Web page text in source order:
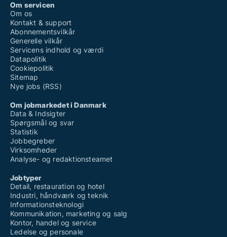
Om servicen
Om os
Kontakt & support
Abonnementsvilkår
Generelle vilkår
Servicens indhold og værdi
Datapolitik
Cookiepolitik
Sitemap
Nye jobs (RSS)
Om jobmarkedet i Danmark
Data & Indsigter
Spørgsmål og svar
Statistik
Jobbegreber
Virksomheder
Analyse- og redaktionsteamet
Jobtyper
Detail, restauration og hotel
Industri, håndværk og teknik
Informationsteknologi
Kommunikation, marketing og salg
Kontor, handel og service
Ledelse og personale